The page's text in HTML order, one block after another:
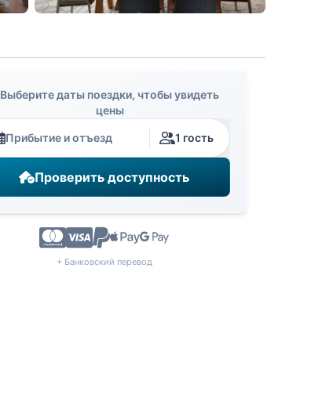
Выберите даты поездки, чтобы увидеть
цены
Прибытие и отъезд 1 гость
Проверить доступность
+ Банковский перевод